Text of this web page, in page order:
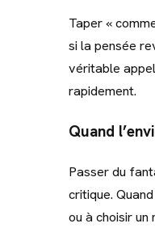
Taper «
si la pensée
véritable
rapidement.
Quand
Passer du
critique.
ou à choisir un